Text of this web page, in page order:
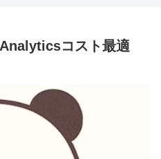
コスト最適